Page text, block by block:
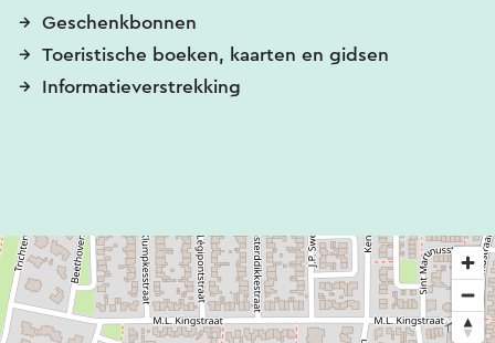
Geschenkbonnen
Toeristische boeken, kaarten en gidsen
Informatieverstrekking